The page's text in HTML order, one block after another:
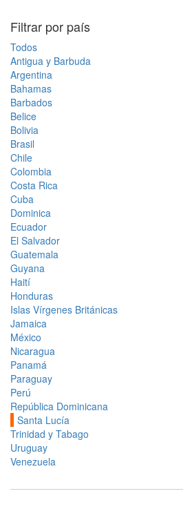
Filtrar por país
Todos
Antigua y Barbuda
Argentina
Bahamas
Barbados
Belice
Bolivia
Brasil
Chile
Colombia
Costa Rica
Cuba
Dominica
Ecuador
El Salvador
Guatemala
Guyana
Haití
Honduras
Islas Vírgenes Británicas
Jamaica
México
Nicaragua
Panamá
Paraguay
Perú
República Dominicana
Santa Lucía
Trinidad y Tabago
Uruguay
Venezuela